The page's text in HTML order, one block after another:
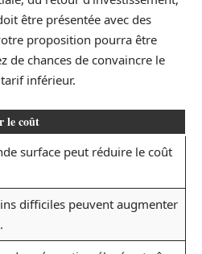
être présentée avec des
proposition pourra être
de chances de convaincre le
inférieur.
le coût
surface peut réduire le coût
difficiles peuvent augmenter